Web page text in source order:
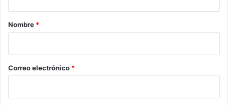
r
*
Nombre *
Correo electrónico *